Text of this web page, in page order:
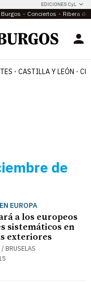
EDICIONES CyL
Conciertos Ribera del
CASTILLA Y LEÓN
de
EUROPA
a los europeos
sistemáticos en
exteriores
BRUSELAS